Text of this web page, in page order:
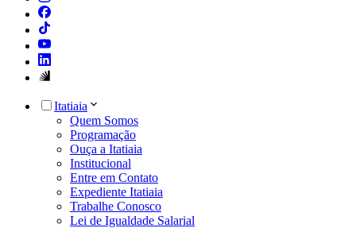
Itatiaia
Quem Somos
Programação
Ouça a Itatiaia
Institucional
Entre em Contato
Expediente Itatiaia
Trabalhe Conosco
Lei de Igualdade Salarial